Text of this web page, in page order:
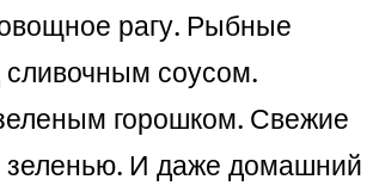
рагу. Рыбные
сливочным соусом.
горошком. Свежие
И даже домашний